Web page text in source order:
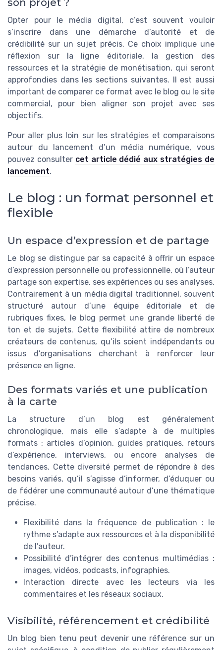
Opter pour le média digital, c’est souvent vouloir
s’inscrire dans une démarche d’autorité et de
crédibilité sur un sujet précis. Ce choix implique une
réflexion sur la ligne éditoriale, la gestion des
ressources et la stratégie de monétisation, qui seront
approfondies dans les sections suivantes. Il est aussi
important de comparer ce format avec le blog ou le site
commercial, pour bien aligner son projet avec ses
objectifs.
Pour aller plus loin sur les stratégies et comparaisons
autour du lancement d’un média numérique, vous
pouvez consulter cet article dédié aux stratégies de
lancement.
Le blog : un format personnel et
flexible
Un espace d’expression et de partage
Le blog se distingue par sa capacité à offrir un espace
d’expression personnelle ou professionnelle, où l’auteur
partage son expertise, ses expériences ou ses analyses.
Contrairement à un média digital traditionnel, souvent
structuré autour d’une équipe éditoriale et de
rubriques fixes, le blog permet une grande liberté de
ton et de sujets. Cette flexibilité attire de nombreux
créateurs de contenus, qu’ils soient indépendants ou
issus d’organisations cherchant à renforcer leur
présence en ligne.
Des formats variés et une publication
à la carte
La structure d’un blog est généralement
chronologique, mais elle s’adapte à de multiples
formats : articles d’opinion, guides pratiques, retours
d’expérience, interviews, ou encore analyses de
tendances. Cette diversité permet de répondre à des
besoins variés, qu’il s’agisse d’informer, d’éduquer ou
de fédérer une communauté autour d’une thématique
précise.
Flexibilité dans la fréquence de publication : le
rythme s’adapte aux ressources et à la disponibilité
de l’auteur.
Possibilité d’intégrer des contenus multimédias :
images, vidéos, podcasts, infographies.
Interaction directe avec les lecteurs via les
commentaires et les réseaux sociaux.
Visibilité, référencement et crédibilité
Un blog bien tenu peut devenir une référence sur un